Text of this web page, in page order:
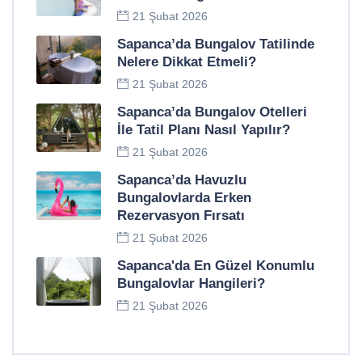
21 Şubat 2026
Sapanca’da Bungalov Tatilinde
Nelere Dikkat Etmeli?
21 Şubat 2026
Sapanca’da Bungalov Otelleri
İle Tatil Planı Nasıl Yapılır?
21 Şubat 2026
Sapanca’da Havuzlu
Bungalovlarda Erken
Rezervasyon Fırsatı
21 Şubat 2026
Sapanca'da En Güzel Konumlu
Bungalovlar Hangileri?
21 Şubat 2026